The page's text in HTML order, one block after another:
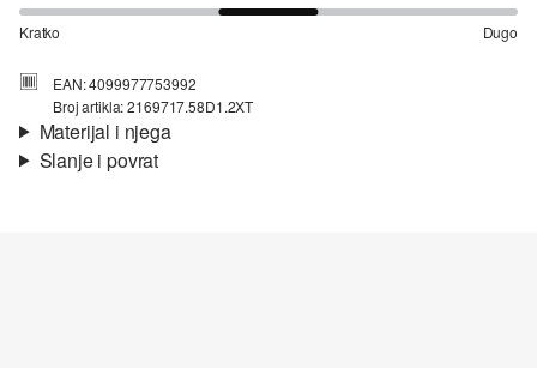
Kratko Dugo
EAN: 4099977753992
Broj artikla: 2169717.58D1.2XT
Materijal i njega
Slanje i povrat